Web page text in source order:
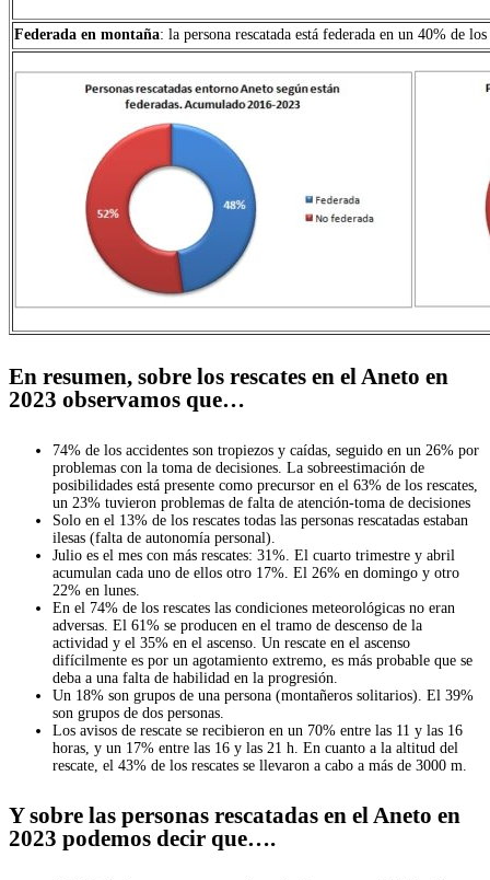
Federada en montaña: la persona rescatada está federada en un 40% de los
En resumen, sobre los rescates en el Aneto en
2023 observamos que…
74% de los accidentes son tropiezos y caídas, seguido en un 26% por
problemas con la toma de decisiones. La sobreestimación de
posibilidades está presente como precursor en el 63% de los rescates,
un 23% tuvieron problemas de falta de atención-toma de decisiones
Solo en el 13% de los rescates todas las personas rescatadas estaban
ilesas (falta de autonomía personal).
Julio es el mes con más rescates: 31%. El cuarto trimestre y abril
acumulan cada uno de ellos otro 17%. El 26% en domingo y otro
22% en lunes.
En el 74% de los rescates las condiciones meteorológicas no eran
adversas. El 61% se producen en el tramo de descenso de la
actividad y el 35% en el ascenso. Un rescate en el ascenso
difícilmente es por un agotamiento extremo, es más probable que se
deba a una falta de habilidad en la progresión.
Un 18% son grupos de una persona (montañeros solitarios). El 39%
son grupos de dos personas.
Los avisos de rescate se recibieron en un 70% entre las 11 y las 16
horas, y un 17% entre las 16 y las 21 h. En cuanto a la altitud del
rescate, el 43% de los rescates se llevaron a cabo a más de 3000 m.
Y sobre las personas rescatadas en el Aneto en
2023 podemos decir que….